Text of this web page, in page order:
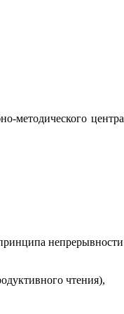
методического центра
непрерывности
чтения),